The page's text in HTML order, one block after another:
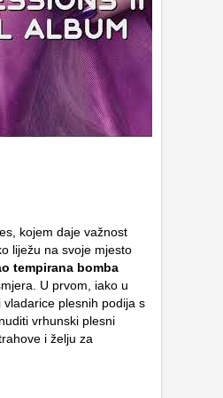
kojem daje važnost
liježu na svoje mjesto
tempirana bomba
U prvom, iako u
vladarice plesnih podija s
vrhunski plesni
i želju za